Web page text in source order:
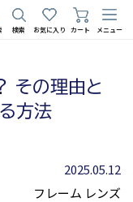
検索 お気に入り カート メニュー
その理由と
方法
2025.05.12
フレーム レンズ